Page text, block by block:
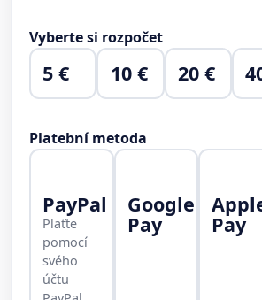
Vyberte si rozpočet
5 € 10 € 20 €
Platební metoda
PayPal
Plaťte
pomocí
svého
účtu
Google
Pay Pay